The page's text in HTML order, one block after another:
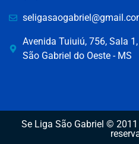
Avenida Tuiuiú, 756, Sala
São Gabriel do Oeste - MS
Se Liga São Gabriel ©